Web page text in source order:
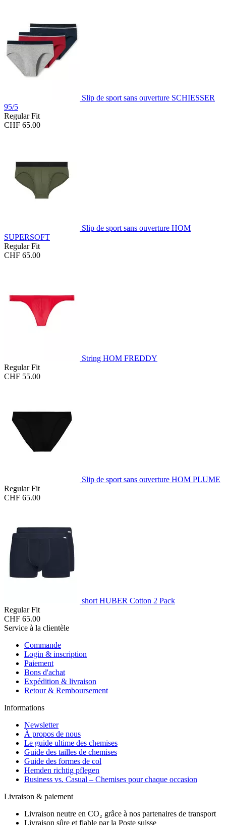
Slip de sport sans ouverture SCHIESSER
95/5
Regular Fit
CHF 65.00
Slip de sport sans ouverture HOM
SUPERSOFT
Regular Fit
CHF 65.00
String HOM FREDDY
Regular Fit
CHF 55.00
Slip de sport sans ouverture HOM PLUME
Regular Fit
CHF 65.00
short HUBER Cotton 2 Pack
Regular Fit
CHF 65.00
Service à la clientèle
Commande
Login & inscription
Paiement
Bons d'achat
Expédition & livraison
Retour & Remboursement
Informations
Newsletter
À propos de nous
Le guide ultime des chemises
Guide des tailles de chemises
Guide des formes de col
Hemden richtig pflegen
Business vs. Casual – Chemises pour chaque occasion
Livraison & paiement
Livraison neutre en CO₂ grâce à nos partenaires de transport
Livraison sûre et fiable par la Poste suisse